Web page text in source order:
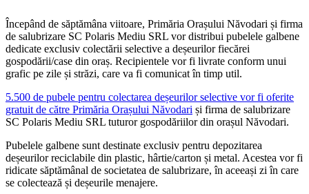
Începând de săptămâna viitoare, Primăria Orașului Năvodari și firma
de salubrizare SC Polaris Mediu SRL vor distribui pubelele galbene
dedicate exclusiv colectării selective a deșeurilor fiecărei
gospodării/case din oraș. Recipientele vor fi livrate conform unui
grafic pe zile și străzi, care va fi comunicat în timp util.
5.500 de pubele pentru colectarea deșeurilor selective vor fi oferite
gratuit de către Primăria Orașului Năvodari și firma de salubrizare
SC Polaris Mediu SRL tuturor gospodăriilor din orașul Năvodari.
Pubelele galbene sunt destinate exclusiv pentru depozitarea
deșeurilor reciclabile din plastic, hârtie/carton și metal. Acestea vor fi
ridicate săptămânal de societatea de salubrizare, în aceeași zi în care
se colectează și deșeurile menajere.